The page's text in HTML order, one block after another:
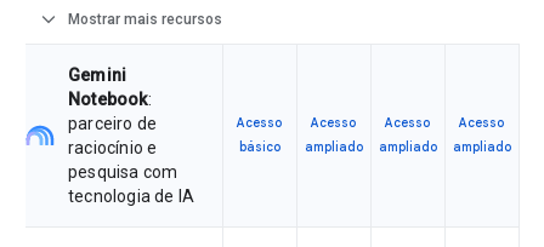
expand_more Mostrar mais recursos
Gemini
Notebook:
parceiro de
raciocínio e
pesquisa com
tecnologia de IA
Acesso
básico
Acesso
ampliado
Acesso
ampliado
Acesso
ampliado